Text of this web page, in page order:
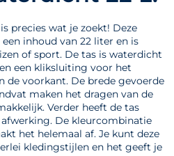
precies wat je zoekt! Deze
inhoud van 22 liter en is
of sport. De tas is waterdicht
een kliksluiting voor het
de voorkant. De brede gevoerde
maken het dragen van de
Verder heeft de tas
De kleurcombinatie
het helemaal af. Je kunt deze
kledingstijlen en het geeft je